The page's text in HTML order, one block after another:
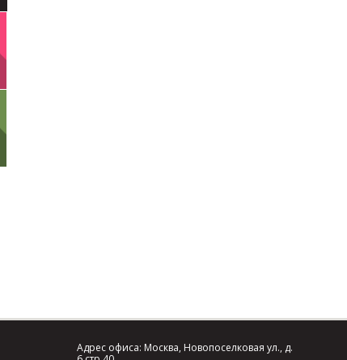
Адрес офиса: Москва, Новопоселковая ул., д.